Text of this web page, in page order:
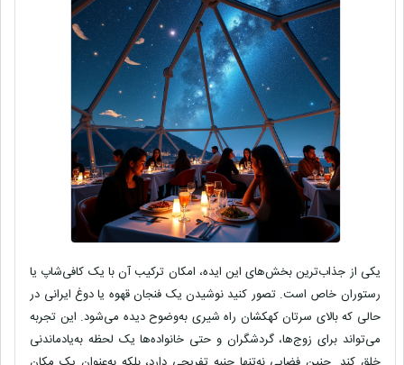
یکی از جذاب‌ترین بخش‌های این ایده، امکان ترکیب آن با یک کافی‌شاپ یا
رستوران خاص است. تصور کنید نوشیدن یک فنجان قهوه یا دوغ ایرانی در
حالی که بالای سرتان کهکشان راه شیری به‌وضوح دیده می‌شود. این تجربه
می‌تواند برای زوج‌ها، گردشگران و حتی خانواده‌ها یک لحظه به‌یادماندنی